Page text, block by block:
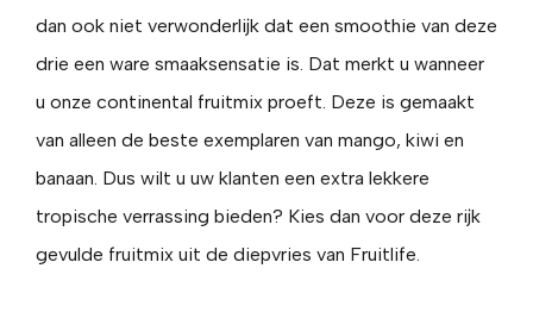
dan ook niet verwonderlijk dat een smoothie van deze
drie een ware smaaksensatie is. Dat merkt u wanneer
u onze continental fruitmix proeft. Deze is gemaakt
van alleen de beste exemplaren van mango, kiwi en
banaan. Dus wilt u uw klanten een extra lekkere
tropische verrassing bieden? Kies dan voor deze rijk
gevulde fruitmix uit de diepvries van Fruitlife.